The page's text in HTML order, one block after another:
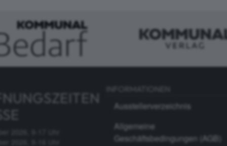
Ausstellerverzeichnis
Allgemeine
Geschäftsbedingungen (AGB)